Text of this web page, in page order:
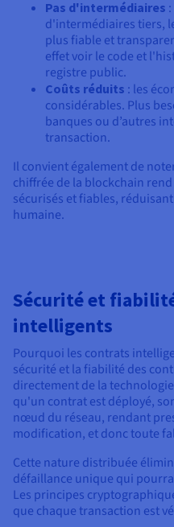
Pas d'intermédiaires
d'intermédiaires tiers,
plus fiable et
effet voir le code et
registre public.
Coûts réduits : les
considérables. Plus
banques ou d’autres
transaction.
Il convient également de
chiffrée de la blockchain
sécurisés et fiables,
humaine.
Sécurité et
intelligents
Pourquoi les contrats
sécurité et la fiabilité des
directement de la
qu'un contrat est déployé,
nœud du réseau, rendant
modification, et donc toute
Cette nature distribuée
défaillance unique qui
Les principes
que chaque transaction est